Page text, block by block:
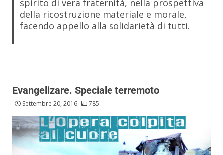
spirito di vera fraternità, nella prospettiva
della ricostruzione materiale e morale,
facendo appello alla solidarietà di tutti.
Evangelizare. Speciale terremoto
Settembre 20, 2016 785